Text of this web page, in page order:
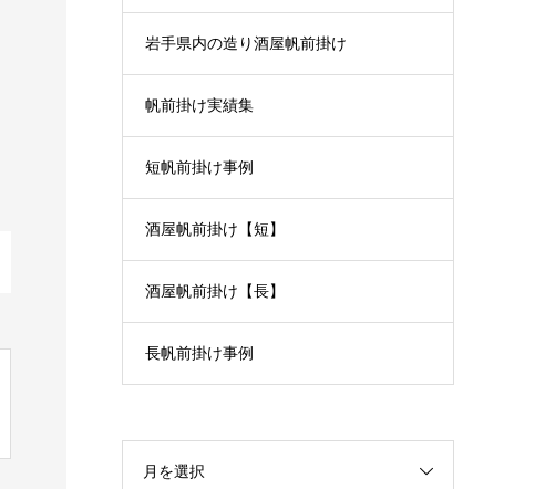
岩手県内の造り酒屋帆前掛け
帆前掛け実績集
短帆前掛け事例
酒屋帆前掛け【短】
酒屋帆前掛け【長】
長帆前掛け事例
月を選択